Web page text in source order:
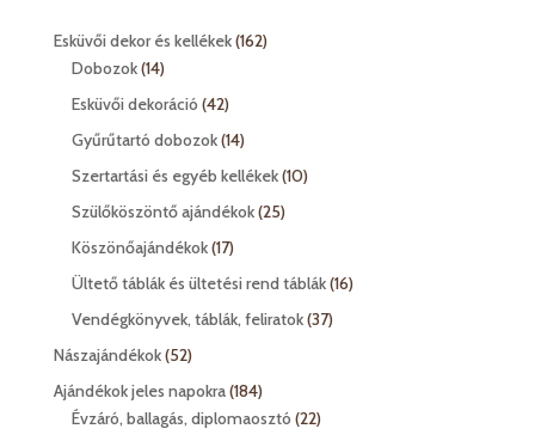
Esküvői dekor és kellékek 162162
Dobozok 1414
termék
Esküvői dekoráció 4242
termék
Gyűrűtartó dobozok 1414
termék
Szertartási és egyéb kellékek 1010
Szülőköszöntő ajándékok 2525
Köszönőajándékok 1717
termék
Ültető táblák és ültetési rend táblák 1616
Vendégkönyvek, táblák, feliratok 3737
Nászajándékok 5252
termék
Ajándékok jeles napokra 184184
termék
Évzáró, ballagás, diplomaosztó 2222